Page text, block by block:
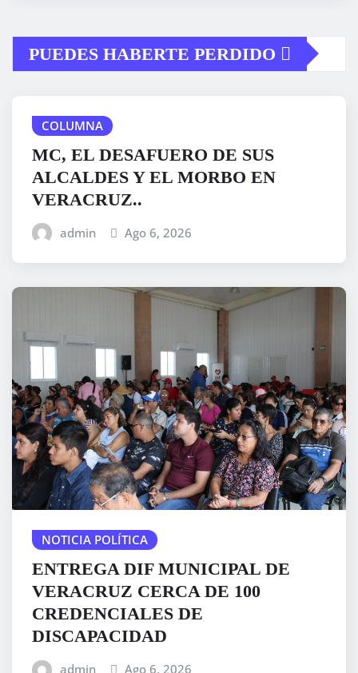
PUEDES HABERTE PERDIDO
COLUMNA
MC, EL DESAFUERO DE SUS
ALCALDES Y EL MORBO EN
VERACRUZ..
admin Ago 6, 2026
NOTICIA POLÍTICA
ENTREGA DIF MUNICIPAL DE
VERACRUZ CERCA DE 100
CREDENCIALES DE
DISCAPACIDAD
admin Ago 6, 2026